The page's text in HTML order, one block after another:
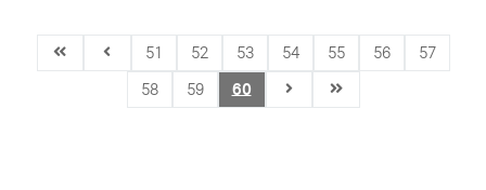
영어 어감 사전 : 속뜻만 알면 쏙 들어오는
영단어 뉘앙스
51 52 53 54 55 56 57
58 59 60